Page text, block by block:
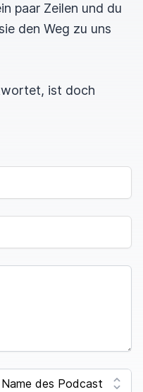
paar Zeilen und du
den Weg zu uns
ist doch